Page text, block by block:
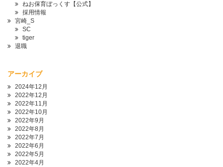
ねお保育ぼっくす【公式】
採用情報
宮崎_S
SC
tiger
退職
アーカイブ
2024年12月
2022年12月
2022年11月
2022年10月
2022年9月
2022年8月
2022年7月
2022年6月
2022年5月
2022年4月